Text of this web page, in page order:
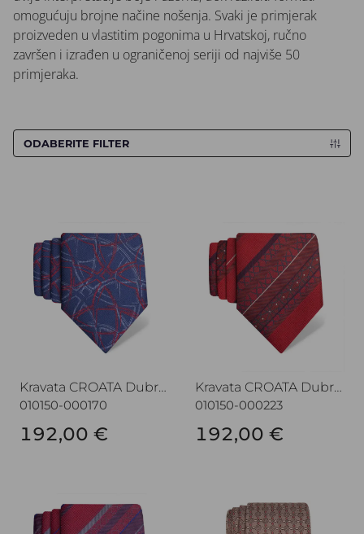
omogućuju brojne načine nošenja. Svaki je primjerak
proizveden u vlastitim pogonima u Hrvatskoj, ručno
završen i izrađen u ograničenoj seriji od najviše 50
primjeraka.
ODABERITE FILTER
Kravata CROATA Dubrovnik
010150-000170
192,00 €
Kravata CROATA Dubrovnik
010150-000223
192,00 €